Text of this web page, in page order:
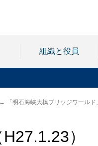
組織と役員
← 「明石海峡大橋ブリッジワール
）